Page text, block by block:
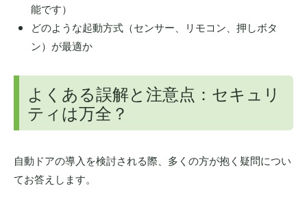
能です）
どのような起動方式（センサー、リモコン、押しボタ
ン）が最適か
よくある誤解と注意点：セキュリ
ティは万全？
自動ドアの導入を検討される際、多くの方が抱く疑問につい
てお答えします。